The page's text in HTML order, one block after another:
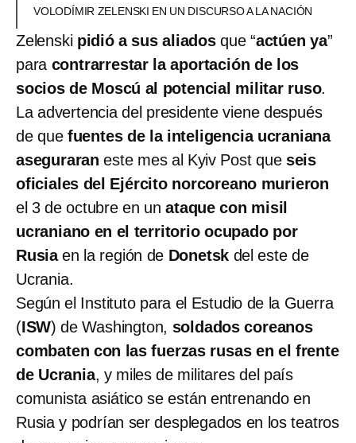
VOLODÍMIR ZELENSKI EN UN DISCURSO A LA NACIÓN
Zelenski pidió a sus aliadosque “actúen ya”
para contrarrestar la aportación de los
socios de Moscú al potencial militar ruso.
La advertencia del presidente viene después
de quefuentes de la inteligencia ucraniana
aseguraraneste mes al Kyiv Post que seis
oficiales del Ejército norcoreano murieron
el 3 de octubre en unataque con misil
ucraniano en el territorio ocupado por
Rusiaen la región de Donetsk del este de
Ucrania.
Según el Instituto para el Estudio de la Guerra
(ISW) de Washington, soldados coreanos
combaten con las fuerzas rusas en el frente
de Ucrania, y miles de militares del país
comunista asiático se están entrenando en
Rusia y podrían ser desplegados en los teatros